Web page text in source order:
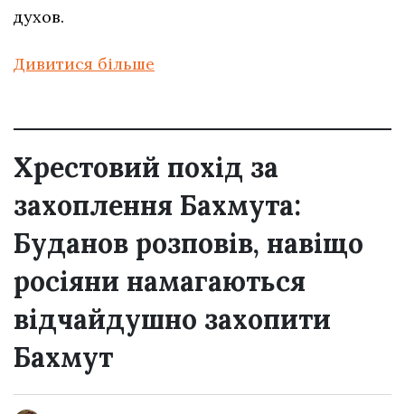
духов.
Дивитися більше
Хрестовий похід за
захоплення Бахмута:
Буданов розповів, навіщо
росіяни намагаються
відчайдушно захопити
Бахмут